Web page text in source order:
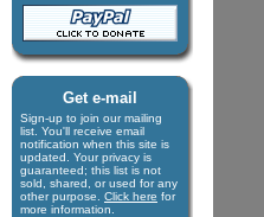
Get e-mail
Sign-up to join our mail­ing
list. You'll receive e­mail
notification when this site is
updated. Your privacy is
guaran­teed; this list is not
sold, shared, or used for any
other purpose. Click here for
more infor­mation.